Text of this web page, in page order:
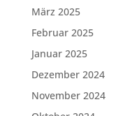
März 2025
Februar 2025
Januar 2025
Dezember 2024
November 2024